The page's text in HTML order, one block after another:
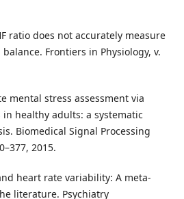
ratio does not accurately measure
Frontiers in Physiology, v.
mental stress assessment via
in healthy adults: a systematic
Biomedical Signal Processing
2015.
heart rate variability: A meta-
literature. Psychiatry